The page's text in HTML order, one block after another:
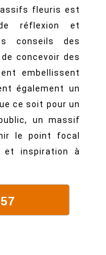
fleuris est
réflexion et
conseils des
concevoir des
embellissent
également un
ce soit pour un
un massif
le point focal
et inspiration à